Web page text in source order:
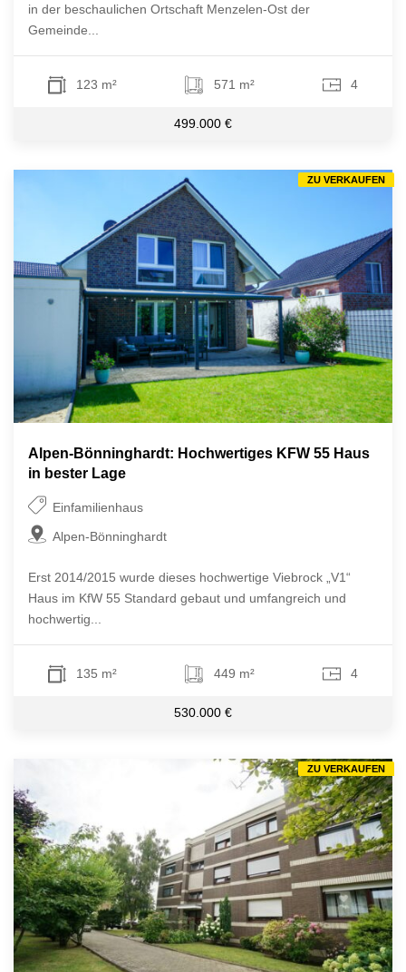
in der beschaulichen Ortschaft Menzelen-Ost der
Gemeinde...
123 m² 571 m² 4
499.000 €
Alpen-Bönninghardt: Hochwertiges KFW 55 Haus
in bester Lage
Einfamilienhaus
Alpen-Bönninghardt
Erst 2014/2015 wurde dieses hochwertige Viebrock „V1“
Haus im KfW 55 Standard gebaut und umfangreich und
hochwertig...
135 m² 449 m² 4
530.000 €
ZU VERKAUFEN
ZU VERKAUFEN